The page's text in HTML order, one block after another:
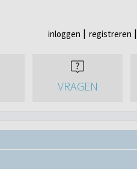
inloggen registreren
VRAGEN